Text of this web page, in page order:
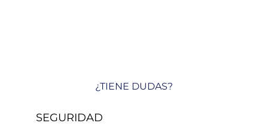
¿TIENE DUDAS?
SEGURIDAD